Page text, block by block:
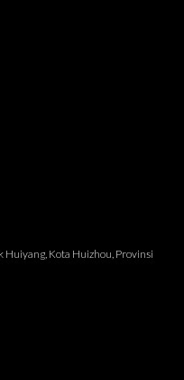
Kota Huizhou, Provinsi